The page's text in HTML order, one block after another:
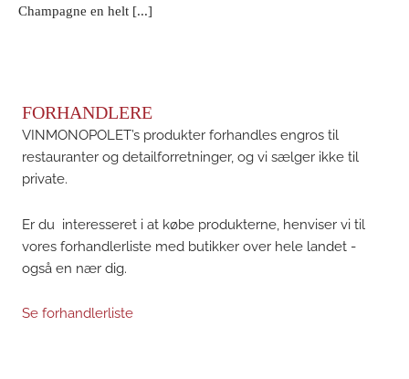
Champagne en helt [...]
FORHANDLERE
VINMONOPOLET’s produkter forhandles engros til
restauranter og detailforretninger, og vi sælger ikke til
private.
Er du interesseret i at købe produkterne, henviser vi til
vores forhandlerliste med butikker over hele landet -
også en nær dig.
Se forhandlerliste